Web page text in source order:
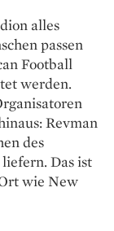
alles
passen
Football
werden.
Revman
des
Das ist
wie New